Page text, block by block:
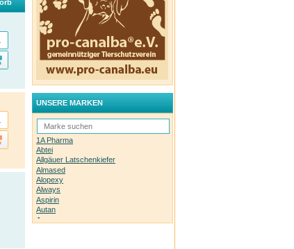
UNSERE MARKEN
1A Pharma
Abtei
Allgäuer Latschenkiefer
Almased
Alopexy
Always
Aspirin
Autan
Avene